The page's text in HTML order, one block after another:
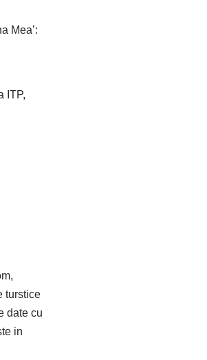
Mea’:
ITP,
turstice
date cu
in